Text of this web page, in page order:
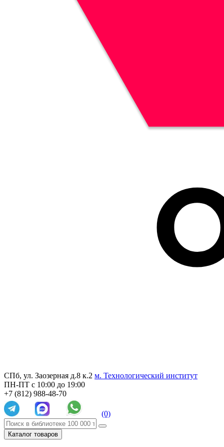
СПб, ул. Заозерная д.8 к.2 м. Технологический институт
ПН-ПТ с 10:00 до 19:00
+7 (812) 988-48-70
(0)
Каталог товаров